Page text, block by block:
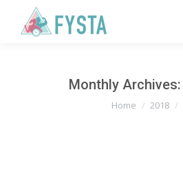
Monthly Archives:
You are here:
Home 2018